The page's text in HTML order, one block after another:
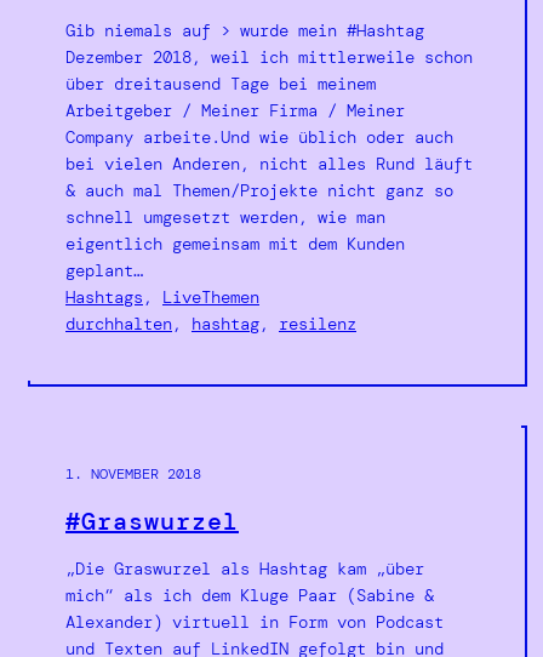
Gib niemals auf > wurde mein #Hashtag
Dezember 2018, weil ich mittlerweile schon
über dreitausend Tage bei meinem
Arbeitgeber / Meiner Firma / Meiner
Company arbeite.Und wie üblich oder auch
bei vielen Anderen, nicht alles Rund läuft
& auch mal Themen/Projekte nicht ganz so
schnell umgesetzt werden, wie man
eigentlich gemeinsam mit dem Kunden
geplant…
Hashtags , LiveThemen
durchhalten, hashtag, resilenz
1. NOVEMBER 2018
#Graswurzel
„Die Graswurzel als Hashtag kam „über
mich“ als ich dem Kluge Paar (Sabine &
Alexander) virtuell in Form von Podcast
und Texten auf LinkedIN gefolgt bin und